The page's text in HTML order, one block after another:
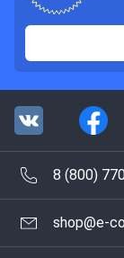
8 (800)
shop@e-